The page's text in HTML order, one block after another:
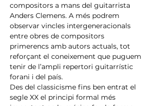
compositors a mans del guitarrista
Anders Clemens. A més podrem
observar vincles intergeneracionals
entre obres de compositors
primerencs amb autors actuals, tot
reforçant el coneixement que puguem
tenir de l’ampli repertori guitarrístic
forani i del país.
Des del classicisme fins ben entrat el
segle XX el principi formal més